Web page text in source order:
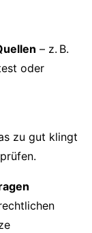
– z. B.
oder
zu gut klingt